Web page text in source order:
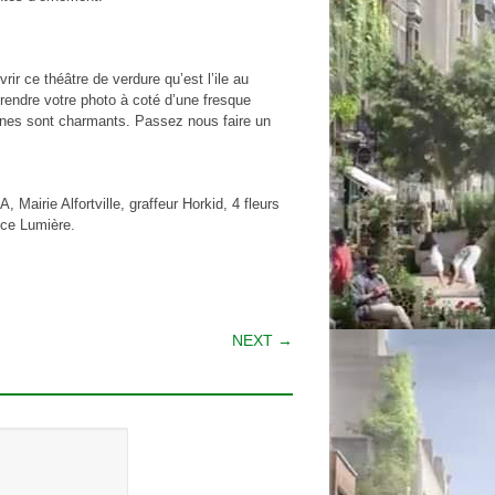
ce théâtre de verdure qu’est l’ile au
votre photo à coté d’une fresque
sont charmants. Passez nous faire un
Mairie Alfortville, graffeur Horkid, 4 fleurs
Lumière.
NEXT →